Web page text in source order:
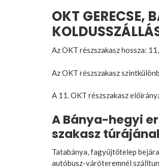
OKT GERECSE,
Az OKT részszakasz hossza:
Az OKT részszakasz
A 11. OKT részszakasz
A Bánya-hegyi
szakasz
Tatabánya, fagyűjtőtelep
autóbusz-váróteremnél